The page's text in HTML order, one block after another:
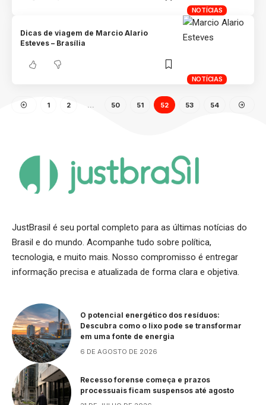
NOTÍCIAS
NOTÍCIAS
Dicas de viagem de Marcio Alario
Esteves – Brasília
1 2 50 51 52 53 54
JustBrasil é seu portal completo para as últimas notícias do
Brasil e do mundo. Acompanhe tudo sobre política,
tecnologia, e muito mais. Nosso compromisso é entregar
informação precisa e atualizada de forma clara e objetiva.
O potencial energético dos resíduos:
Descubra como o lixo pode se transformar
em uma fonte de energia
6 DE AGOSTO DE 2026
Recesso forense começa e prazos
processuais ficam suspensos até agosto